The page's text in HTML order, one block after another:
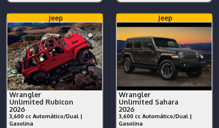
Jeep
Wrangler
Unlimited Rubicon
2026
3,600 cc Automático/Dual |
Gasolina
Jeep
Wrangler
Unlimited Sahara
2026
3,600 cc Automático/Dual |
Gasolina